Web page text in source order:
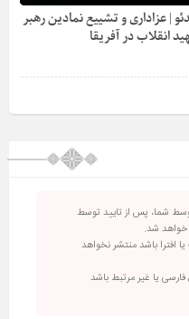
| عزاداری و تشییع نمادین رهبر
انقلاب در آفریقا
شما، پس از تایید توسط
خواهد شد.
افترا باشد منتشر نخواهد
فارسی یا غیر مرتبط باشد